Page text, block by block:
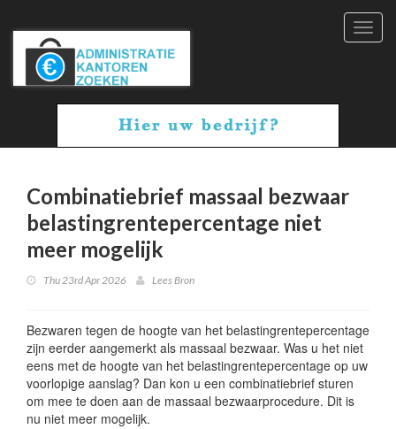
Combinatiebrief massaal bezwaar
belastingrentepercentage niet
meer mogelijk
Thu 23rd Apr 2026 Lees Bron
Bezwaren tegen de hoogte van het belastingrentepercentage
zijn eerder aangemerkt als massaal bezwaar. Was u het niet
eens met de hoogte van het belastingrentepercentage op uw
voorlopige aanslag? Dan kon u een combinatiebrief sturen
om mee te doen aan de massaal bezwaarprocedure. Dit is
nu niet meer mogelijk.